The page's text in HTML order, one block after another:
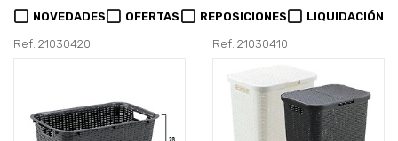
NOVEDADES OFERTAS REPOSICIONES LIQUIDACIÓN
Ref: 21030420 Ref: 21030410